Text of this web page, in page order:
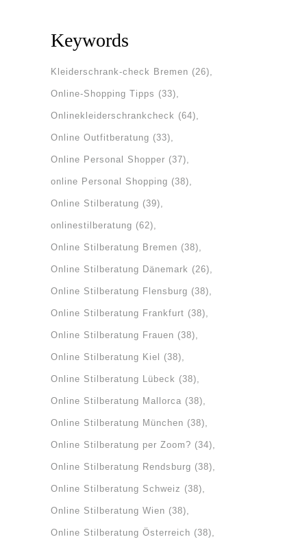
Keywords
Kleiderschrank-check Bremen (26)
Online-Shopping Tipps (33)
Onlinekleiderschrankcheck (64)
Online Outfitberatung (33)
Online Personal Shopper (37)
online Personal Shopping (38)
Online Stilberatung (39)
onlinestilberatung (62)
Online Stilberatung Bremen (38)
Online Stilberatung Dänemark (26)
Online Stilberatung Flensburg (38)
Online Stilberatung Frankfurt (38)
Online Stilberatung Frauen (38)
Online Stilberatung Kiel (38)
Online Stilberatung Lübeck (38)
Online Stilberatung Mallorca (38)
Online Stilberatung München (38)
Online Stilberatung per Zoom? (34)
Online Stilberatung Rendsburg (38)
Online Stilberatung Schweiz (38)
Online Stilberatung Wien (38)
Online Stilberatung Österreich (38)